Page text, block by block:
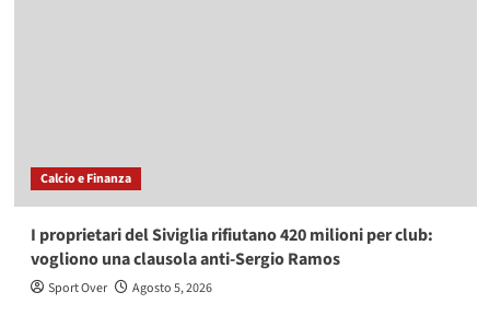
Calcio e Finanza
I proprietari del Siviglia rifiutano 420 milioni per club:
vogliono una clausola anti-Sergio Ramos
Sport Over Agosto 5, 2026